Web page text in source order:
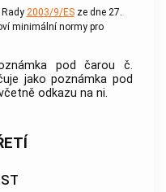
2003/9/ESze dne 27.
minimální normy pro
pod čarou č.
jako poznámka pod
odkazu na ni.